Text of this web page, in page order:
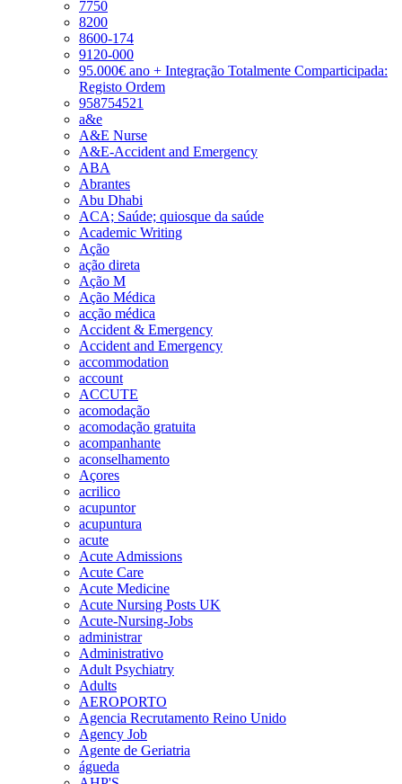
7750
8200
8600-174
9120-000
95.000€ ano + Integração Totalmente Comparticipada:
Registo Ordem
958754521
a&e
A&E Nurse
A&E-Accident and Emergency
ABA
Abrantes
Abu Dhabi
ACA; Saúde; quiosque da saúde
Academic Writing
Ação
ação direta
Ação M
Ação Médica
acção médica
Accident & Emergency
Accident and Emergency
accommodation
account
ACCUTE
acomodação
acomodação gratuita
acompanhante
aconselhamento
Açores
acrilico
acupuntor
acupuntura
acute
Acute Admissions
Acute Care
Acute Medicine
Acute Nursing Posts UK
Acute-Nursing-Jobs
administrar
Administrativo
Adult Psychiatry
Adults
AEROPORTO
Agencia Recrutamento Reino Unido
Agency Job
Agente de Geriatria
águeda